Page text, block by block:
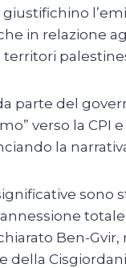
in relazione
parte del
verso la CPI
la
sono
Ben-
della